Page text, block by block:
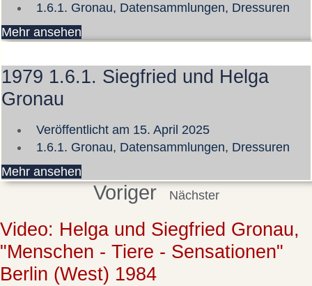
1.6.1. Gronau, Datensammlungen, Dressuren
Mehr ansehen
1979 1.6.1. Siegfried und Helga
Gronau
Veröffentlicht am 15. April 2025
1.6.1. Gronau, Datensammlungen, Dressuren
Mehr ansehen
Voriger Nächster
Video: Helga und Siegfried Gronau,
"Menschen - Tiere - Sensationen"
Berlin (West) 1984